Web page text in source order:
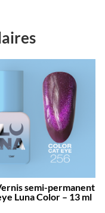
semi-permanent
Luna Color – 13 ml